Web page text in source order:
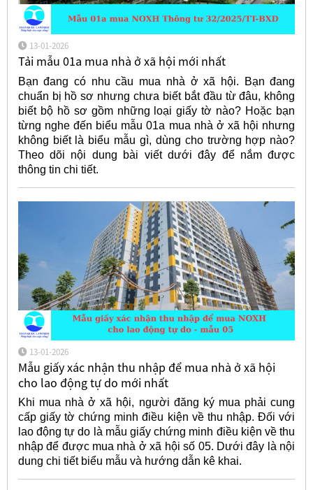
13-01-2026
Tải mẫu 01a mua nhà ở xã hội mới nhất
Bạn đang có nhu cầu mua nhà ở xã hội. Bạn đang
chuẩn bị hồ sơ nhưng chưa biết bắt đầu từ đâu, không
biết bộ hồ sơ gồm những loại giấy tờ nào? Hoặc bạn
từng nghe đến biểu mẫu 01a mua nhà ở xã hội nhưng
không biết là biểu mẫu gì, dùng cho trường hợp nào?
Theo dõi nội dung bài viết dưới đây để nắm được
thông tin chi tiết.
13-01-2026
Mẫu giấy xác nhận thu nhập để mua nhà ở xã hội
cho lao động tự do mới nhất
Khi mua nhà ở xã hội, người đăng ký mua phải cung
cấp giấy tờ chứng minh điều kiện về thu nhập. Đối với
lao động tự do là mẫu giấy chứng minh điều kiện về thu
nhập để được mua nhà ở xã hội số 05. Dưới đây là nội
dung chi tiết biểu mẫu và hướng dẫn kê khai.